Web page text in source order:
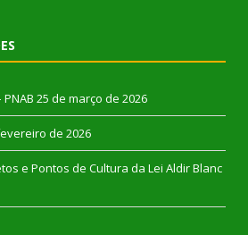
25 de março de 2026
de 2026
e Pontos de Cultura da Lei Aldir Blanc